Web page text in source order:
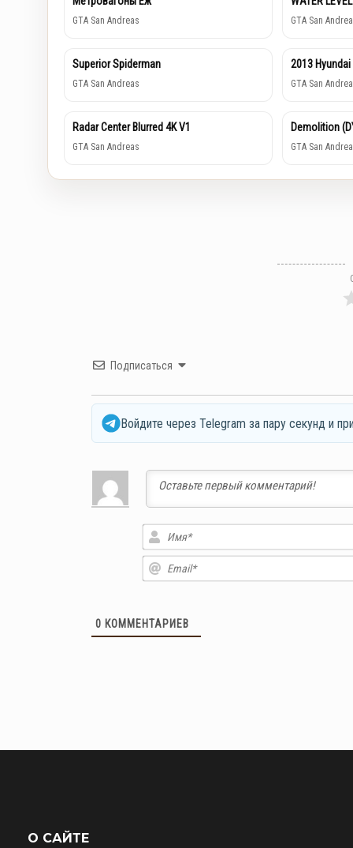
GTA San Andreas GTA San
Superior Spiderman
GTA San Andreas
2013
GTA San
Radar Center Blurred 4K V1
GTA San Andreas
Demolition
GTA San
Подписаться
Войдите через Telegram за пару секунд и
0 КОММЕНТАРИЕВ
О САЙТЕ